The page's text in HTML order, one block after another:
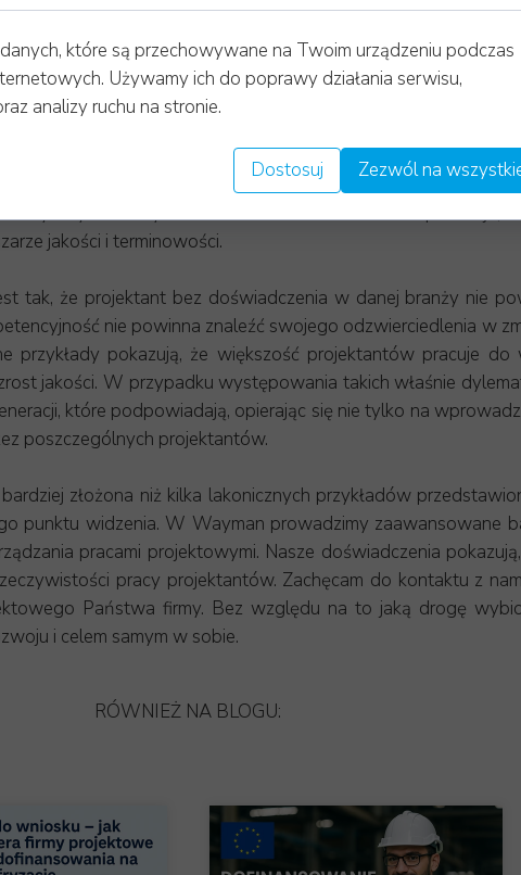
RÓWNIEŻ NA BLOGU:
W momencie określania budżetu początkowego
podpowiadanie wartości określonych przy pomocy
pozwala nie tylko na tworzone wzorcowych
łączyć typoszeregi i racjonalne wartości budżetów z
z bardzo wąską specjalizacją inżynierów, w firmach
specjalista od projektowania przebiegów torów kablowych
tego typu firmy. Tendencja była wówczas
lub systemów HVAC. Doświadczenie pokazuje,
jakości i terminowości.
tak, że projektant bez doświadczenia w danej branży nie
nie powinna znaleźć swojego odzwierciedlenia w
przykłady pokazują, że większość projektantów pracuje do
jakości. W przypadku występowania takich właśnie
które podpowiadają, opierając się nie tylko na
poszczególnych projektantów.
złożona niż kilka lakonicznych przykładów
punktu widzenia. W Wayman prowadzimy zaawansowane
pracami projektowymi. Nasze doświadczenia
pracy projektantów. Zachęcam do kontaktu z
Państwa firmy. Bez względu na to jaką drogę
i celem samym w sobie.
które są przechowywane na Twoim urządzeniu podczas
Używamy ich do poprawy działania serwisu,
analizy ruchu na stronie.
Dostosuj Zezwól na